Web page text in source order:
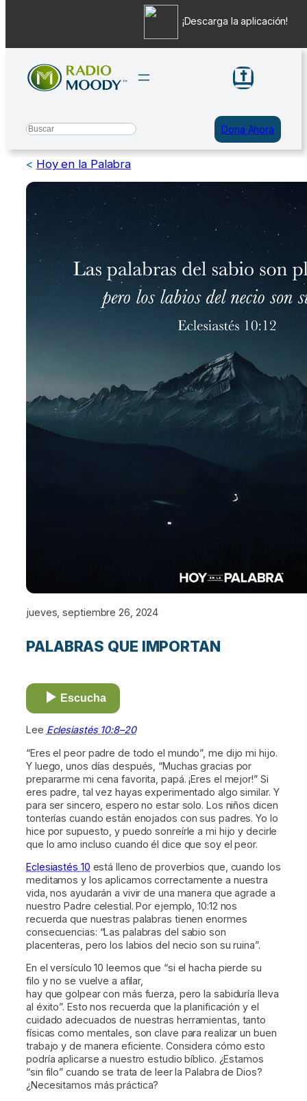
contenido
Search Dona Ahora
< Hoy en la Palabra
jueves, septiembre 26, 2024
PALABRAS QUE IMPORTAN
Escucha
Lee Eclesiastés 10:8–20
“Eres el peor padre de todo el mundo”, me dijo mi hijo.
Y luego, unos días después, “Muchas gracias por
prepararme mi cena favorita, papá. ¡Eres el mejor!” Si
eres padre, tal vez hayas experimentado algo similar. Y
para ser sincero, espero no estar solo. Los niños dicen
tonterías cuando están enojados con sus padres. Yo lo
hice por supuesto, y puedo sonreírle a mi hijo y decirle
que lo amo incluso cuando él dice que soy el peor.
Eclesiastés 10 está lleno de proverbios que, cuando los
meditamos y los aplicamos correctamente a nuestra
vida, nos ayudarán a vivir de una manera que agrade a
nuestro Padre celestial. Por ejemplo, 10:12 nos
recuerda que nuestras palabras tienen enormes
consecuencias: “Las palabras del sabio son
placenteras, pero los labios del necio son su ruina”.
En el versículo 10 leemos que “si el hacha pierde su
filo y no se vuelve a afilar,
hay que golpear con más fuerza, pero la sabiduría lleva
al éxito”. Esto nos recuerda que la planificación y el
cuidado adecuados de nuestras herramientas, tanto
físicas como mentales, son clave para realizar un buen
trabajo y de manera eficiente. Considera cómo esto
podría aplicarse a nuestro estudio bíblico. ¿Estamos
“sin filo” cuando se trata de leer la Palabra de Dios?
¿Necesitamos más práctica?
¡Descarga la aplicación!